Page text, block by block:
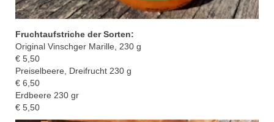
Fruchtaufstriche der Sorten:
Original Vinschger Marille, 230 g
€ 5,50
Preiselbeere, Dreifrucht 230 g
€ 6,50
Erdbeere 230 gr
€ 5,50